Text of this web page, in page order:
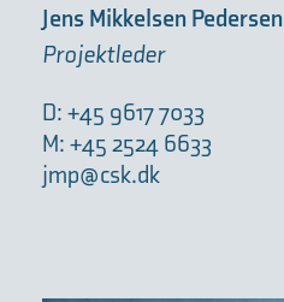
Jens Mikkelsen Pedersen
Projektleder
D: +45 9617 7033
M: +45 2524 6633
jmp@csk.dk